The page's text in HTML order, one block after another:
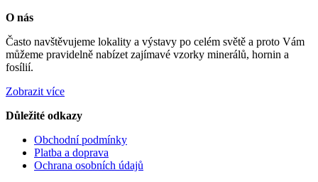
O nás
Často navštěvujeme lokality a výstavy po celém světě a proto Vám
můžeme pravidelně nabízet zajímavé vzorky minerálů, hornin a
fosílií.
Zobrazit více
Důležité odkazy
Obchodní podmínky
Platba a doprava
Ochrana osobních údajů